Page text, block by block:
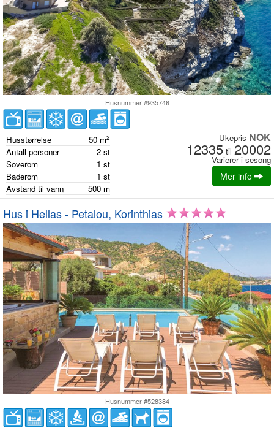
Husnummer #935746
Husstørrelse 50 m2
Antall personer 2 st
Soverom
1 st
Baderom
1 st
Avstand til vann
500 m
Ukepris NOK
12335 til 20002
Varierer i sesong
Mer info
Hus i Hellas - Petalou, Korinthias
Husnummer #528384